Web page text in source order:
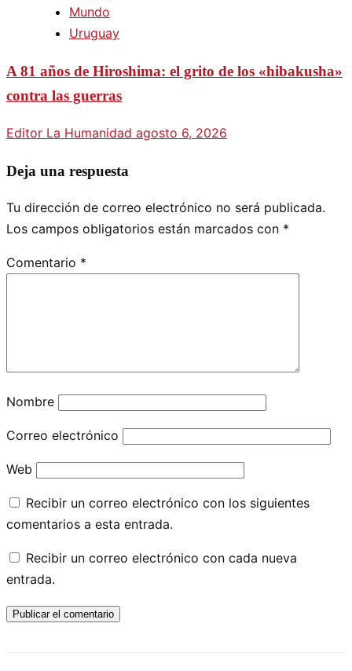
Mundo
Uruguay
A 81 años de Hiroshima: el grito de los «hibakusha»
contra las guerras
Editor La Humanidad agosto 6, 2026
Deja una respuesta
Tu dirección de correo electrónico no será publicada.
Los campos obligatorios están marcados con *
Comentario *
Nombre
Correo electrónico
Web
Recibir un correo electrónico con los siguientes
comentarios a esta entrada.
Recibir un correo electrónico con cada nueva
entrada.